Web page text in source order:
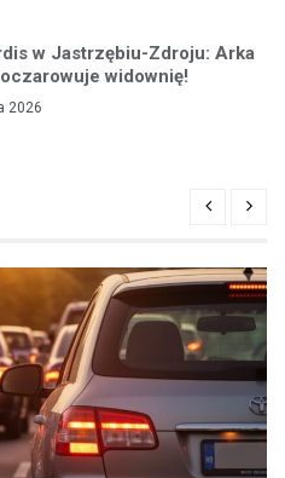
w Jastrzębiu-Zdroju: Arka
widownię!
2026